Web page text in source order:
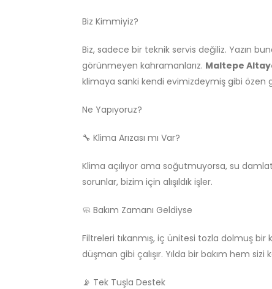
Biz Kimmiyiz?
Biz, sadece bir teknik servis değiliz. Yazın
görünmeyen kahramanlarız. Maltepe
klimaya sanki kendi evimizdeymiş gibi özen
Ne Yapıyoruz?
🔧 Klima Arızası mı Var?
Klima açılıyor ama soğutmuyorsa, su
sorunlar, bizim için alışıldık işler.
🧼 Bakım Zamanı Geldiyse
Filtreleri tıkanmış, iç ünitesi tozla dolmuş
düşman gibi çalışır. Yılda bir bakım hem
📡 Tek Tuşla Destek